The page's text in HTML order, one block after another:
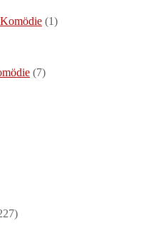
(1)
(7)